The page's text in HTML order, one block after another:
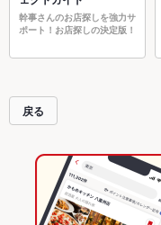
幹事さんのお店探しを強力サ
ポート！お店探しの決定版！
戻る